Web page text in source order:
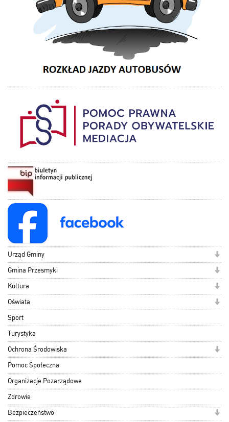
Urząd Gminy
Gmina Przesmyki
Kultura
Oświata
Sport
Turystyka
Ochrona Środowiska
Pomoc Społeczna
Organizacje Pozarządowe
Zdrowie
Bezpieczeństwo